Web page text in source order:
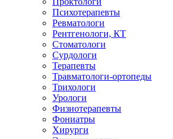
Психотерапевты
Ревматологи
Рентгенологи, КТ
Стоматологи
Сурдологи
Терапевты
Травматологи-ортопеды
Трихологи
Урологи
Физиотерапевты
Фониатры
Хирурги